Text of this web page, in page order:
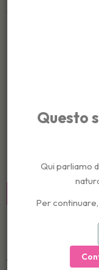
Dettagli del
1
Alla mia età cercavo
Questo
Qui parliamo
Per